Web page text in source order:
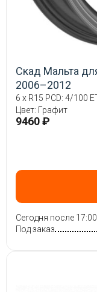
Скад Мальта
2006–2012
6 x R15 PCD: 4/100
Цвет: Графит
9460 ₽
Сегодня после 17:00
Под заказ